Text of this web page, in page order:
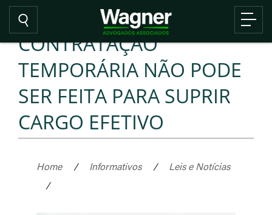
CONTRATAÇÃO
TEMPORÁRIA NÃO PODE
SER FEITA PARA SUPRIR
CARGO EFETIVO
Home / Informativos /
Leis e Notícias
/